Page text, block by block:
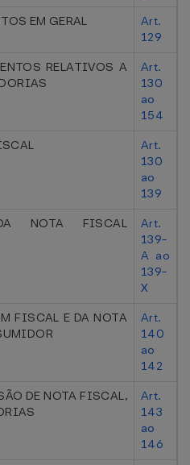
EM GERAL
Art.
129
RELATIVOS A
Art.
130
ao
154
Art.
130
ao
139
NOTA FISCAL
Art.
139-
A ao
139-
X
FISCAL E DA NOTA
Art.
140
ao
142
DE NOTA FISCAL,
Art.
143
ao
146